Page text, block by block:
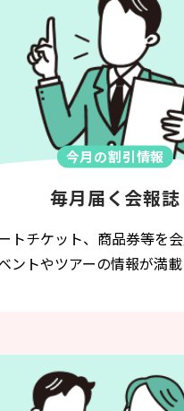
今月の割引情報
毎月届く会報誌
トチケット、商品券等を
ントやツアーの情報が満載